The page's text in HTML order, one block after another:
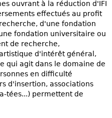
ouvrant à la réduction d'IFI
effectués au profit
d'une fondation
fondation universitaire ou
de recherche,
d'intérêt général,
qui agit dans le domaine de
en difficulté
d'insertion, associations
tées...) permettent de